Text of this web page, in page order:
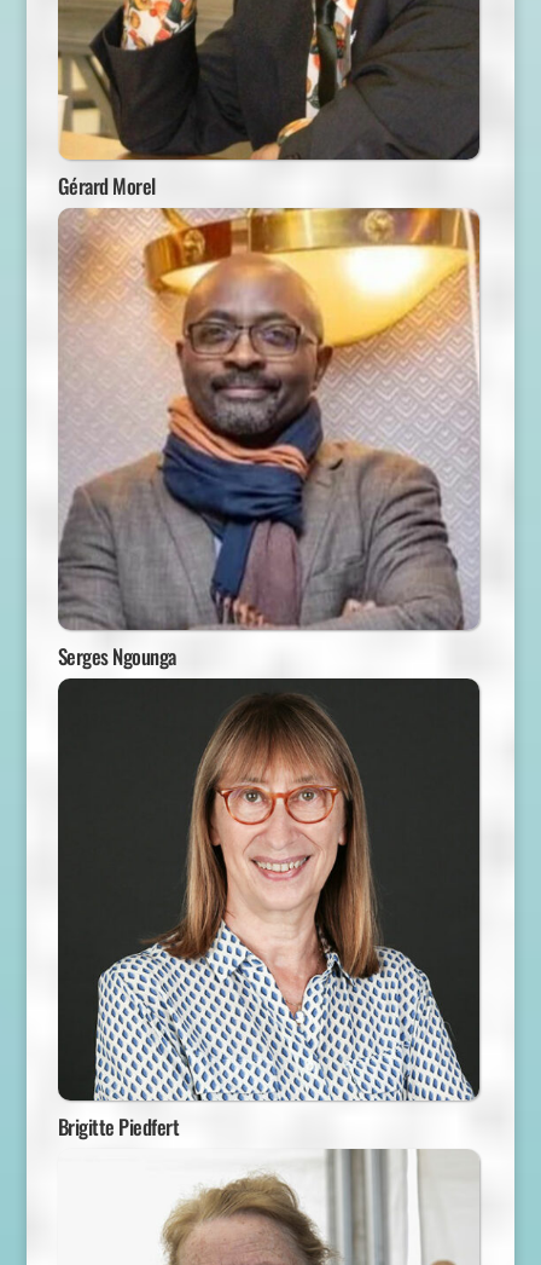
Gérard Morel
Serges Ngounga
Brigitte Piedfert